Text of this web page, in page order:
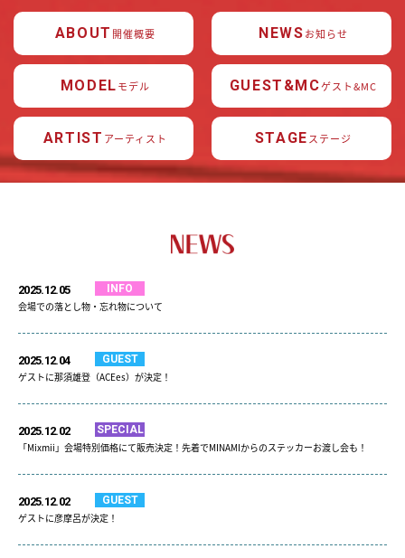
ABOUT 開催概要 NEWSお知らせ
MODELモデル GUEST&MCゲスト&MC
ARTIST アーティスト STAGE ステージ
2025.12.05 INFO
会場での落とし物・忘れ物について
2025.12.04 GUEST
ゲストに那須雄登（ACEes）が決定！
2025.12.02 SPECIAL
「Mixmii」会場特別価格にて販売決定！先着でMINAMIからのステッカーお渡し会も！
2025.12.02 GUEST
ゲストに彦摩呂が決定！